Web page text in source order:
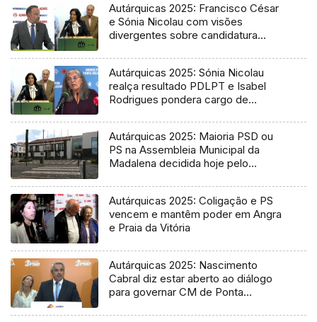
Autárquicas 2025: Francisco César
e Sónia Nicolau com visões
divergentes sobre candidatura
Autárquicas 2025: Sónia Nicolau
realça resultado PDLPT e Isabel
Rodrigues pondera cargo de
Autárquicas 2025: Maioria PSD ou
PS na Assembleia Municipal da
Madalena decidida hoje pelo
Autárquicas 2025: Coligação e PS
vencem e mantêm poder em Angra
e Praia da Vitória
Autárquicas 2025: Nascimento
Cabral diz estar aberto ao diálogo
para governar CM de Ponta